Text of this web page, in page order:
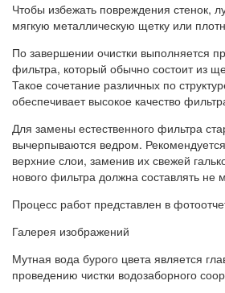
Чтобы избежать повреждения стенок,
мягкую металлическую щетку или
По завершении очистки выполняется
фильтра, который обычно состоит из
Такое сочетание различных по
обеспечивает высокое качество
Для замены естественного фильтра
вычерпываются ведром.
верхние слои, заменив их свежей
нового фильтра должна составлять не
Процесс работ представлен в
Галерея изображений
Мутная вода бурого цвета является
проведению чистки водозаборного